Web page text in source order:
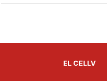
EL CELLV